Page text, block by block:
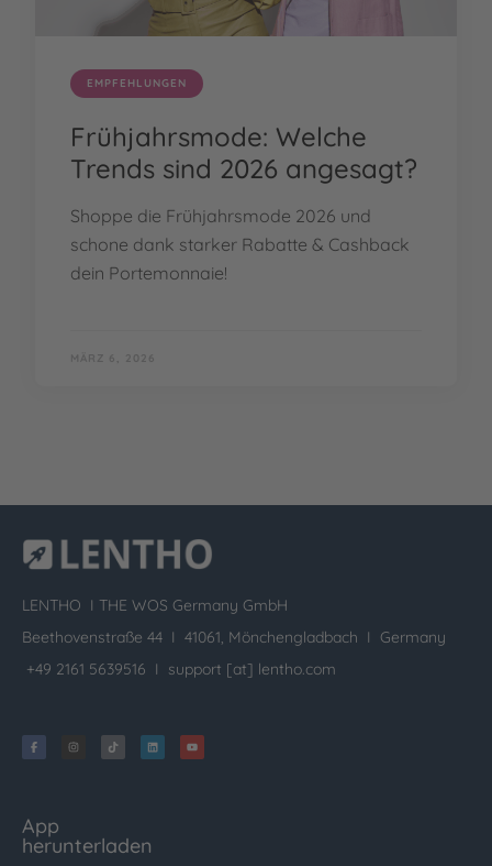
EMPFEHLUNGEN
Frühjahrsmode: Welche
Trends sind 2026 angesagt?
Shoppe die Frühjahrsmode 2026 und
schone dank starker Rabatte & Cashback
dein Portemonnaie!
MÄRZ 6, 2026
LENTHO I THE WOS Germany GmbH
Beethovenstraße 44 I 41061, Mönchengladbach I Germany
+49 2161 5639516 I support [at] lentho.com
App
herunterladen